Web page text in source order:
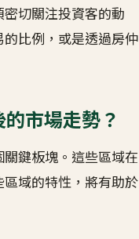
切關注投資客的動
比例，或是透過房仲
市場走勢？
關鍵板塊。這些區域在
域的特性，將有助於